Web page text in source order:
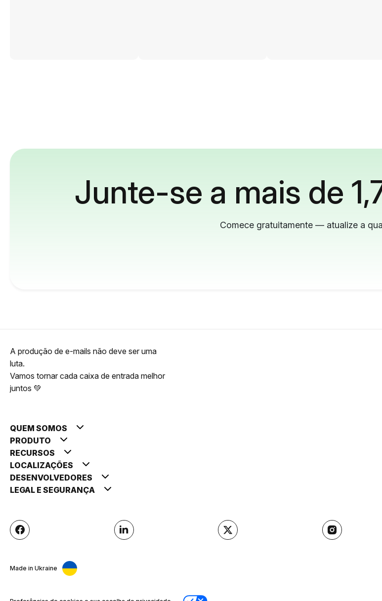
Junte-se a mais de
Comece gratuitamente — atualize a
A produção de e-mails não deve ser uma
luta.
Vamos tornar cada caixa de entrada melhor
juntos 💚
QUEM SOMOS
PRODUTO
RECURSOS
LOCALIZAÇÕES
DESENVOLVEDORES
LEGAL E SEGURANÇA
Made in Ukraine